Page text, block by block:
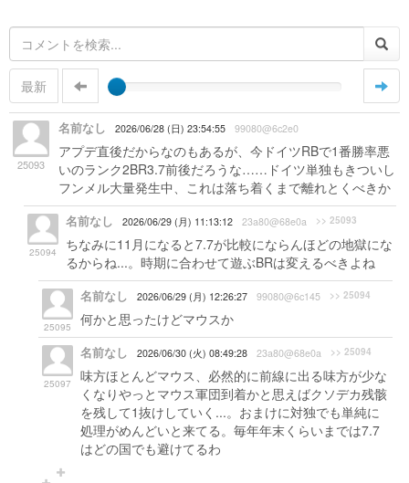
最新
25093
名前なし 2026/06/28 (日) 23:54:55 99080@6c2e0
アプデ直後だからなのもあるが、今ドイツRBで1番勝率悪
いのランク2BR3.7前後だろうな……ドイツ単独もきついし
フンメル大量発生中、これは落ち着くまで離れとくべきか
25094
名前なし 2026/06/29 (月) 11:13:12 23a80@68e0a >> 25093
ちなみに11月になると7.7が比較にならんほどの地獄にな
るからね...。時期に合わせて遊ぶBRは変えるべきよね
25095
名前なし 2026/06/29 (月) 12:26:27 99080@6c145 >> 25094
何かと思ったけどマウスか
25097
名前なし 2026/06/30 (火) 08:49:28 23a80@68e0a >> 25094
味方ほとんどマウス、必然的に前線に出る味方が少な
くなりやっとマウス軍団到着かと思えばクソデカ残骸
を残して1抜けしていく...。おまけに対独でも単純に
処理がめんどいと来てる。毎年年末くらいまでは7.7
はどの国でも避けてるわ